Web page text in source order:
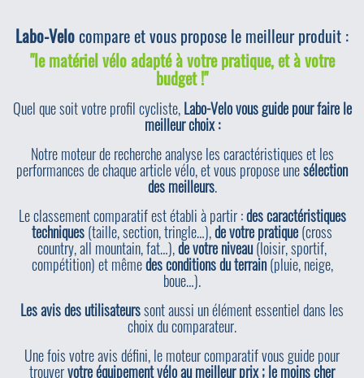
Labo-Velocompare et vous propose le meilleur produit :
"le matériel vélo adapté à votre pratique, et à votre
budget !"
Quel que soit votre profil cycliste,Labo-Velo vous guide pour faire le
meilleur choix :
Notre moteur de recherche analyse les caractéristiques et les
performances de chaque article vélo, et vous propose unesélection
des meilleurs.
Le classement comparatif est établi à partir :des caractéristiques
techniques(taille, section, tringle…),de votre pratique(cross
country, all mountain, fat…),de votre niveau(loisir, sportif,
compétition) et mêmedes conditions du terrain(pluie, neige,
boue…).
Les avis des utilisateurssont aussi un élément essentiel dans les
choix du comparateur.
Une fois votre avis défini, le moteur comparatif vous guide pour
trouvervotre équipement vélo au meilleur prix ; le moins cher